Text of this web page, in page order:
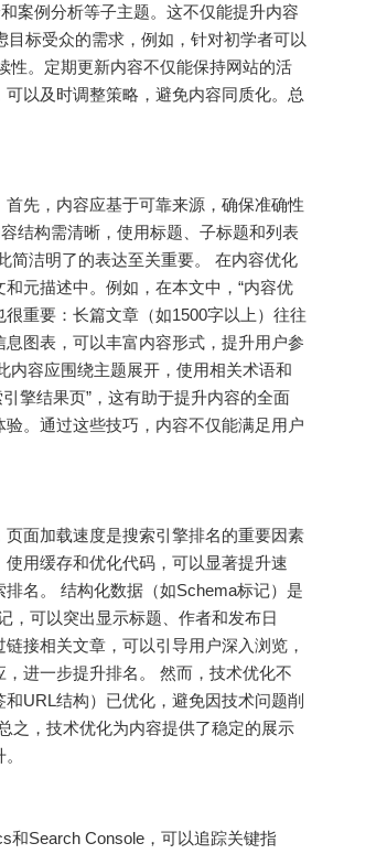
案例分析等子主题。这不仅能提升内容
标受众的需求，例如，针对初学者可以
性。定期更新内容不仅能保持网站的活
以及时调整策略，避免内容同质化。总
先，内容应基于可靠来源，确保准确性
结构需清晰，使用标题、子标题和列表
简洁明了的表达至关重要。 在内容优化
元描述中。例如，在本文中，“内容优
重要：长篇文章（如1500字以上）往往
图表，可以丰富内容形式，提升用户参
内容应围绕主题展开，使用相关术语和
擎结果页”，这有助于提升内容的全面
。通过这些技巧，内容不仅能满足用户
面加载速度是搜索引擎排名的重要因素
用缓存和优化代码，可以显著提升速
名。 结构化数据（如Schema标记）是
，可以突出显示标题、作者和发布日
接相关文章，可以引导用户深入浏览，
进一步提升排名。 然而，技术优化不
URL结构）已优化，避免因技术问题削
之，技术优化为内容提供了稳定的展示
和Search Console，可以追踪关键指